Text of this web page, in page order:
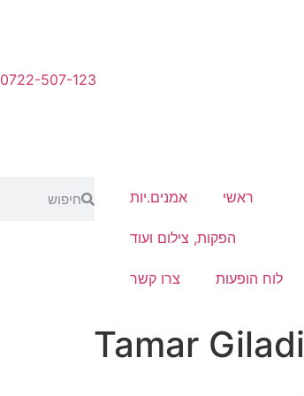
0722-507-123
ראשי אמנים.יות
הפקות, צילום ועוד
לוח הופעות צרו קשר
Tamar Giladi